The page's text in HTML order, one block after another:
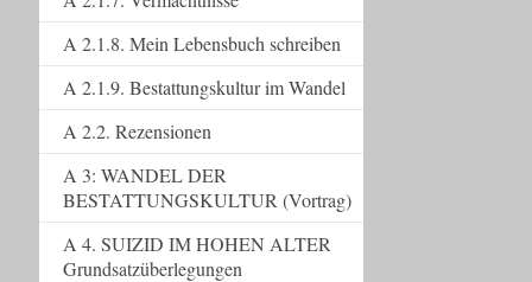
A 2.1.8. Mein Lebensbuch schreiben
A 2.1.9. Bestattungskultur im Wandel
A 2.2. Rezensionen
A 3: WANDEL DER
BESTATTUNGSKULTUR (Vortrag)
A 4. SUIZID IM HOHEN ALTER
Grundsatzüberlegungen